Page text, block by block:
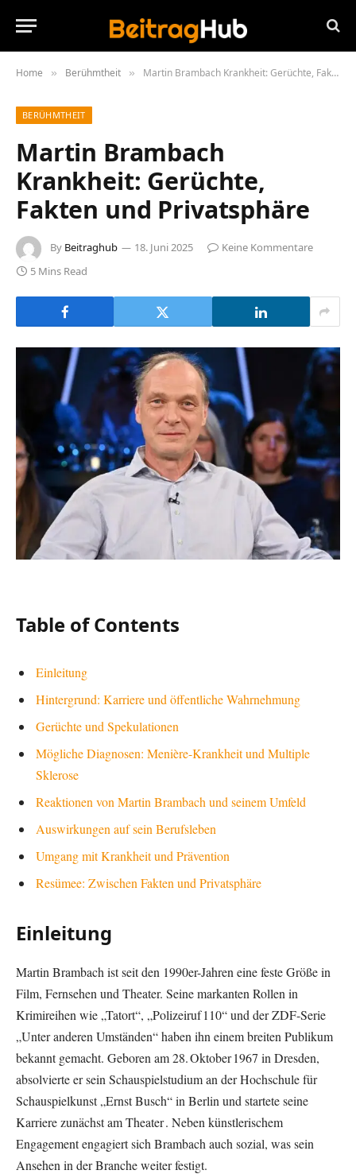
Home » Berühmtheit » Martin Brambach Krankheit: Gerüchte, Fakten und Privatsphäre
BERÜHMTHEIT
Martin Brambach
Krankheit: Gerüchte,
Fakten und Privatsphäre
By Beitraghub 18. Juni 2025
Keine Kommentare
5 Mins Read
Table of Contents
Einleitung
Hintergrund: Karriere und öffentliche Wahrnehmung
Gerüchte und Spekulationen
Mögliche Diagnosen: Menière-Krankheit und Multiple
Sklerose
Reaktionen von Martin Brambach und seinem Umfeld
Auswirkungen auf sein Berufsleben
Umgang mit Krankheit und Prävention
Resümee: Zwischen Fakten und Privatsphäre
Einleitung
Martin Brambach ist seit den 1990er-Jahren eine feste Größe in
Film, Fernsehen und Theater. Seine markanten Rollen in
Krimireihen wie „Tatort“, „Polizeiruf 110“ und der ZDF-Serie
„Unter anderen Umständen“ haben ihn einem breiten Publikum
bekannt gemacht. Geboren am 28. Oktober 1967 in Dresden,
absolvierte er sein Schauspielstudium an der Hochschule für
Schauspielkunst „Ernst Busch“ in Berlin und startete seine
Karriere zunächst am Theater . Neben künstlerischem
Engagement engagiert sich Brambach auch sozial, was sein
Ansehen in der Branche weiter festigt.